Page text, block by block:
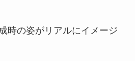
時の姿がリアルにイメージ